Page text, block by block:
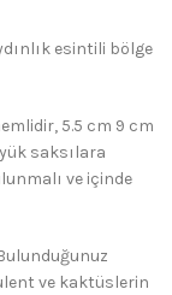
esintili bölge
5.5 cm 9 cm
saksılara
ve içinde
ve kaktüslerin